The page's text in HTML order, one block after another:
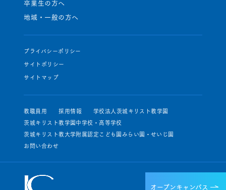
オープンキャンパス
卒業生の方へ
地域・一般の方へ
プライバシーポリシー
サイトポリシー
サイトマップ
教職員用 採用情報
学校法人茨城キリスト教学園
茨城キリスト教学園中学校・高等学校
茨城キリスト教大学附属認定こども園みらい園・せいじ園
お問い合わせ